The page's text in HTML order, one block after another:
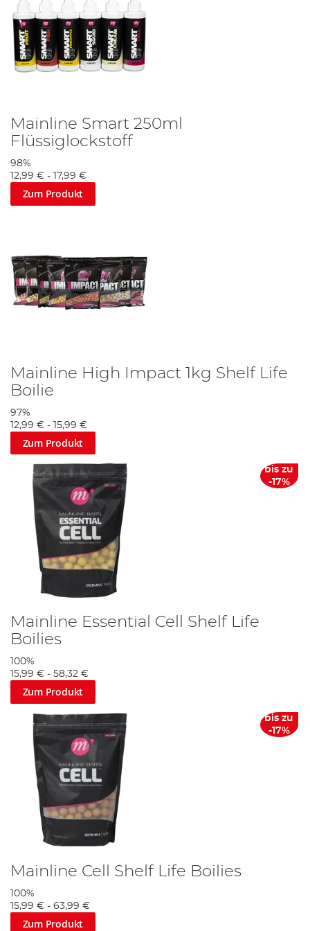
Ihre Wertschätzung für
Mainline Baits
Mainline Smart 250ml
Flüssiglockstoff
98%
12,99 € - 17,99 €
Zum Produkt
Mainline High Impact 1kg Shelf Life
Boilie
97%
12,99 € - 15,99 €
Zum Produkt
bis zu
-17%
Mainline Essential Cell Shelf Life
Boilies
100%
15,99 € - 58,32 €
Zum Produkt
bis zu
-17%
Mainline Cell Shelf Life Boilies
100%
15,99 € - 63,99 €
Zum Produkt